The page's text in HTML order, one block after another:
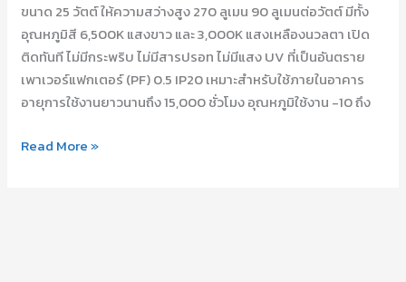
ขนาด 25 วัตต์ ให้ความสว่างสูง 270 ลูเมน 90 ลูเมนต่อวัตต์ มีทั้ง
อุณหภูมิสี 6,500K แสงขาว และ 3,000K แสงเหลืองนวลตา เปิด
ติดทันที ไม่มีกระพริบ ไม่มีสารปรอท ไม่มีแสง UV ที่เป็นอันตราย
เพาเวอร์แฟกเตอร์ (PF) 0.5 IP20 เหมาะสำหรับใช้ภายในอาคาร
อายุการใช้งานยาวนานถึง 15,000 ชั่วโมง อุณหภูมิใช้งาน -10 ถึง
Read More »